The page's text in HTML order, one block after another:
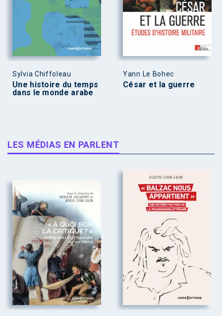
Sylvia Chiffoleau
Une histoire du temps
dans le monde arabe
Yann Le Bohec
César et la guerre
LES MÉDIAS EN PARLENT